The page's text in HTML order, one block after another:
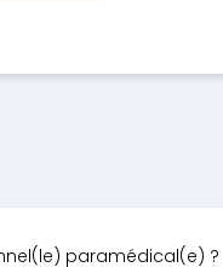
paramédical(e) ?